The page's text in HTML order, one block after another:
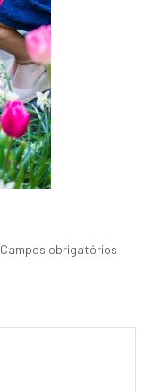
Campos obrigatórios